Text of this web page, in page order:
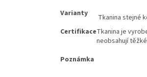
Varianty
Tkanina stejné
CertifikaceTkanina je
neobsahují
Poznámka